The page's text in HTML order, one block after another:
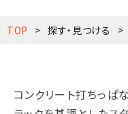
TOP 探す・見つける
コンクリート打ちっぱ